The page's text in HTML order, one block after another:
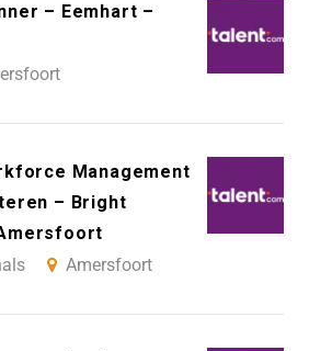
– Eemhart –
Management
– Bright
Amersfoort